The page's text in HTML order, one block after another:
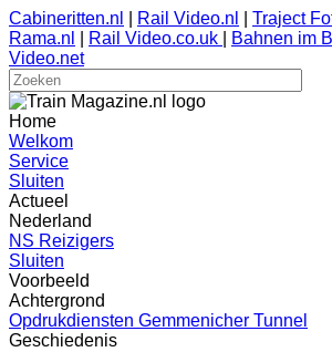
Cabineritten.nl Rail Video.nl Traject
Rama.nl
Rail Video.co.uk Bahnen im
Video.net
Home
Welkom
Service
Sluiten
Actueel
Nederland
NS Reizigers
Sluiten
Voorbeeld
Achtergrond
Opdrukdiensten Gemmenicher Tunnel
Geschiedenis